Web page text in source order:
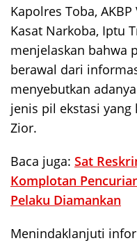
Kapolres Toba, AKBP
Kasat Narkoba, Iptu
menjelaskan bahwa
berawal dari
menyebutkan
jenis pil ekstasi yang
Zior.
Baca juga: Sat
Komplotan
Pelaku Diamankan
Menindaklanjuti